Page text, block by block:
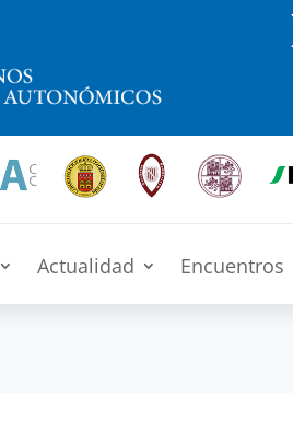
Actualidad Encuentros